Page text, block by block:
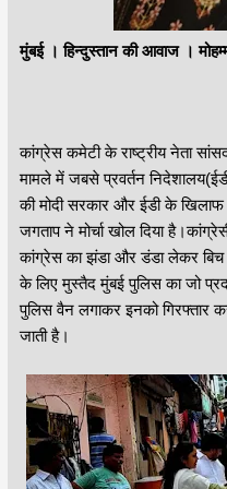
मुंबई । हिन्दुस्तान की आवाज ।
कांग्रेस कमेटी के राष्ट्रीय नेता
मामले में जबसे प्रवर्तन
की मोदी सरकार और ईडी के
जगताप ने मोर्चा खोल दिया
कांग्रेस का झंडा और डंडा लेकर बिच
के लिए मुस्तैद मुंबई पुलिस का जो
पुलिस वैन लगाकर इनको
जाती है।